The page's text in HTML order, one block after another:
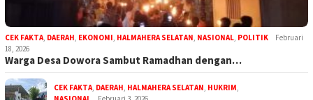
CEK FAKTA, DAERAH, EKONOMI, HALMAHERA SELATAN, NASIONAL, POLITIK
Februari
18, 2026
Warga Desa Dowora Sambut Ramadhan dengan…
CEK FAKTA, DAERAH, HALMAHERA SELATAN, HUKRIM,